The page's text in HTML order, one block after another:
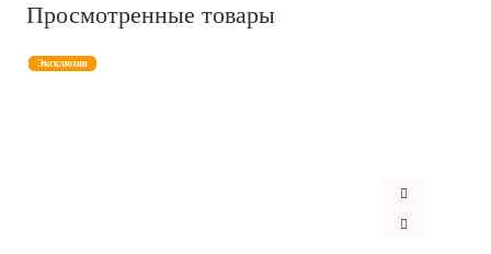
Просмотренные товары
Эксклюзив